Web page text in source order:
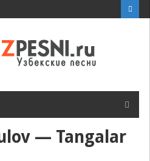
— Tangalar